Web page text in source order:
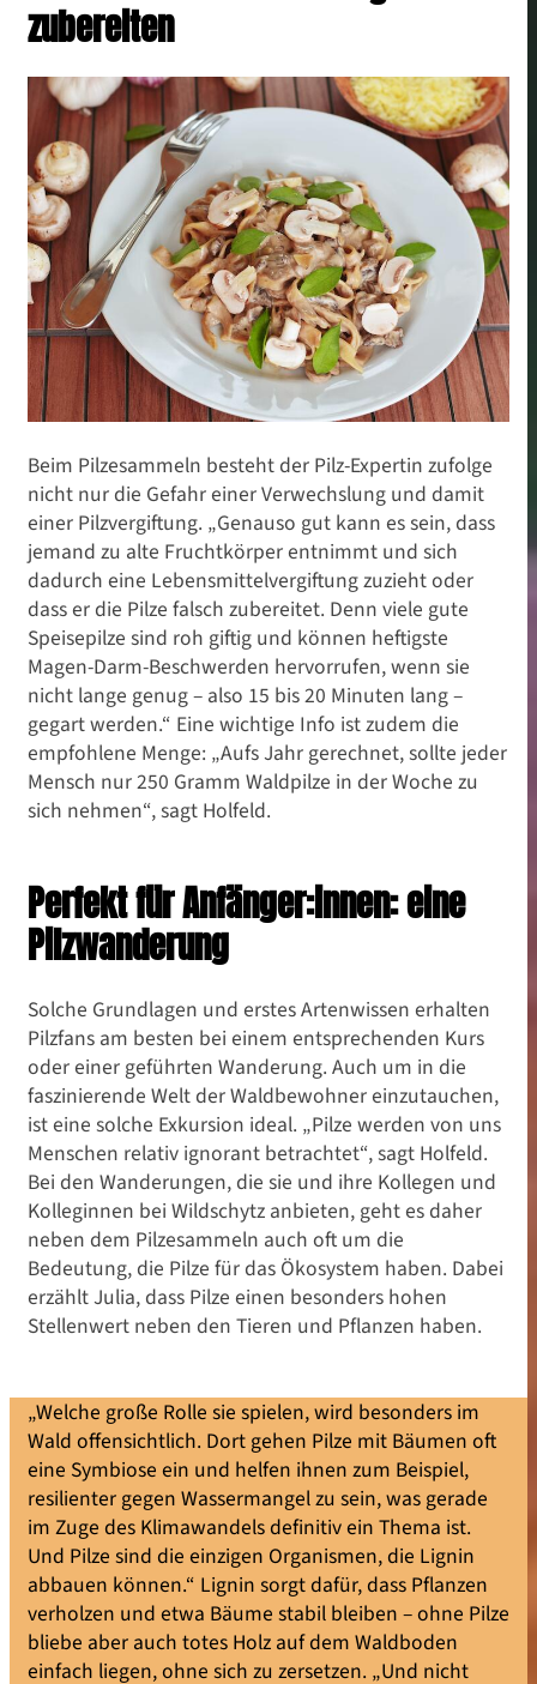
zubereiten
Beim Pilzesammeln besteht der Pilz-Expertin zufolge
nicht nur die Gefahr einer Verwechslung und damit
einer Pilzvergiftung. „Genauso gut kann es sein, dass
jemand zu alte Fruchtkörper entnimmt und sich
dadurch eine Lebensmittelvergiftung zuzieht oder
dass er die Pilze falsch zubereitet. Denn viele gute
Speisepilze sind roh giftig und können heftigste
Magen-Darm-Beschwerden hervorrufen, wenn sie
nicht lange genug – also 15 bis 20 Minuten lang –
gegart werden.“ Eine wichtige Info ist zudem die
empfohlene Menge: „Aufs Jahr gerechnet, sollte jeder
Mensch nur 250 Gramm Waldpilze in der Woche zu
sich nehmen“, sagt Holfeld.
Perfekt für Anfänger:innen: eine
Pilzwanderung
Solche Grundlagen und erstes Artenwissen erhalten
Pilzfans am besten bei einem entsprechenden Kurs
oder einer geführten Wanderung. Auch um in die
faszinierende Welt der Waldbewohner einzutauchen,
ist eine solche Exkursion ideal. „Pilze werden von uns
Menschen relativ ignorant betrachtet“, sagt Holfeld.
Bei den Wanderungen, die sie und ihre Kollegen und
Kolleginnen bei Wildschytz anbieten, geht es daher
neben dem Pilzesammeln auch oft um die
Bedeutung, die Pilze für das Ökosystem haben. Dabei
erzählt Julia, dass Pilze einen besonders hohen
Stellenwert neben den Tieren und Pflanzen haben.
„Welche große Rolle sie spielen, wird besonders im
Wald offensichtlich. Dort gehen Pilze mit Bäumen oft
eine Symbiose ein und helfen ihnen zum Beispiel,
resilienter gegen Wassermangel zu sein, was gerade
im Zuge des Klimawandels definitiv ein Thema ist.
Und Pilze sind die einzigen Organismen, die Lignin
abbauen können.“ Lignin sorgt dafür, dass Pflanzen
verholzen und etwa Bäume stabil bleiben – ohne Pilze
bliebe aber auch totes Holz auf dem Waldboden
einfach liegen, ohne sich zu zersetzen. „Und nicht